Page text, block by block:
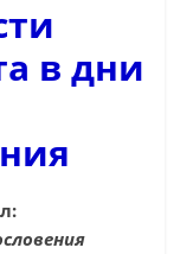
в дни